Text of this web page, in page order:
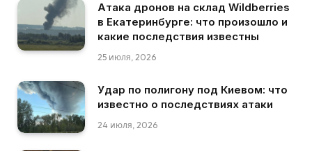
Атака дронов на склад Wildberries
в Екатеринбурге: что произошло и
какие последствия известны
25 июля, 2026
Удар по полигону под Киевом: что
известно о последствиях атаки
24 июля, 2026